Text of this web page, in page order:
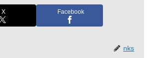
X Facebook
nks